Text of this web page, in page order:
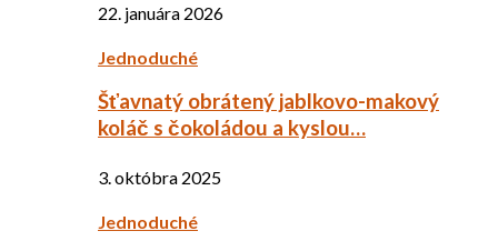
22. januára 2026
Jednoduché
Šťavnatý obrátený jablkovo-makový
koláč s čokoládou a kyslou…
3. októbra 2025
Jednoduché